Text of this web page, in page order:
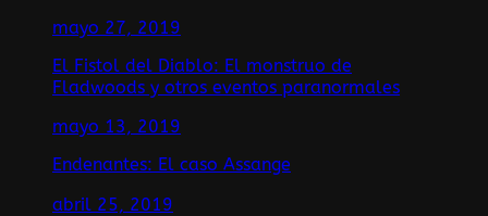
mayo 27, 2019
El Fistol del Diablo: El monstruo de
Fladwoods y otros eventos paranormales
mayo 13, 2019
Endenantes: El caso Assange
abril 25, 2019